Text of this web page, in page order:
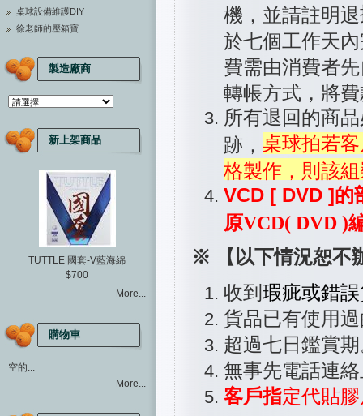
桌球設備維護DIY
徐老師的壓箱寶
製造廠商
新上架商品
TUTTLE 國套-V藍海綿
$700
More...
購物車
空的...
More...
機，並請註明退
於七個工作天
費需由消費者
轉帳方式，將
所有退回的商
跡， 桌球拍若
格製作，則該
VCD [ DVD ]的
原VCD( DVD )
※ 【以下情況恕不
收到 瑕疵或錯
貨品已有使用
超過七日鑑賞
無事先電話連
客戶指定代貼